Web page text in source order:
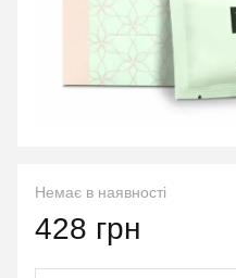
Немає в наявності
428 грн